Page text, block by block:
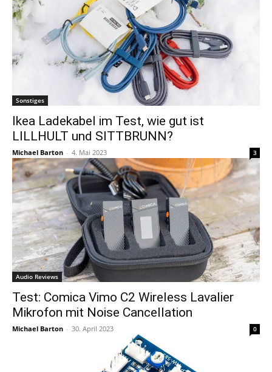
Sonstiges
Ikea Ladekabel im Test, wie gut ist
LILLHULT und SITTBRUNN?
Michael Barton - 4. Mai 2023 3
Audio Reviews
Test: Comica Vimo C2 Wireless Lavalier
Mikrofon mit Noise Cancellation
Michael Barton - 30. April 2023 0